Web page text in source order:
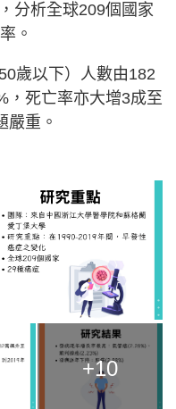
分析全球209個國家
。
歲以下）人數由182
，死亡率亦大增3成至
嚴重。
+10